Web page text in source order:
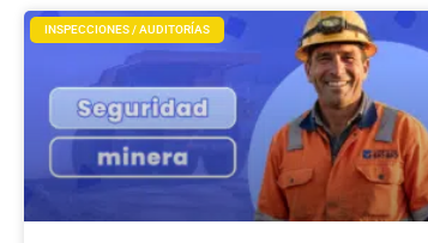
INSPECCIONES / AUDITORÍAS